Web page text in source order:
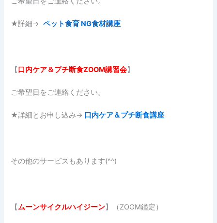
★詳細→ペット食育 NG食材講座
【口内ケア＆プチ断食ZOOM講習会】
ご希望日をご連絡ください。
★詳細とお申し込み→ 口内ケア＆プチ断食講座
その他のサービスもあります(^^)
【ムーンサイクルハイジーン】（ZOOM鑑定）